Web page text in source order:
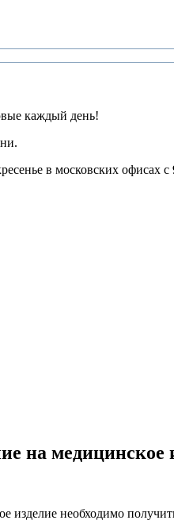
каждый день!
в московских офисах с
на медицинское
изделие необходимо